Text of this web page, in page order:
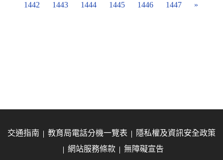
1442 1443 1444 1445 1446 1447 »
交通指南 教育局電話分機一覽表
隱私權及資訊安全政策
網站服務條款
無障礙宣告